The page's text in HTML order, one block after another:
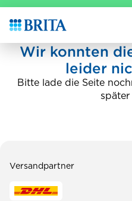
Zur Startseite
Wir konnten
leider
Bitte lade die Seite
später
Versandpartner